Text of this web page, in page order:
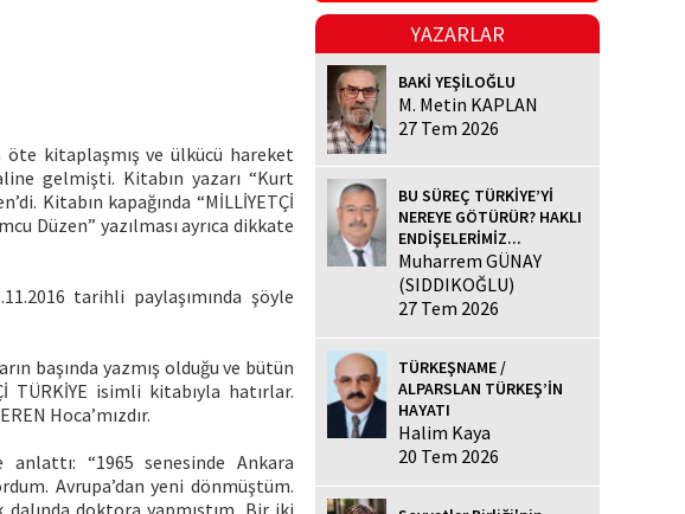
öte kitaplaşmış ve ülkücü hareket
gelmişti. Kitabın yazarı “Kurt
Kitabın kapağında “MİLLİYETÇİ
Düzen” yazılması ayrıca dikkate
tarihli paylaşımında şöyle
başında yazmış olduğu ve bütün
isimli kitabıyla hatırlar.
Hoca’mızdır.
anlattı: “1965 senesinde Ankara
Avrupa’dan yeni dönmüştüm.
YAZARLAR
BAKİ YEŞİLOĞLU
M. Metin KAPLAN
27 Tem 2026
BU SÜREÇ TÜRKİYE’Yİ
NEREYE GÖTÜRÜR? HAKLI
ENDİŞELERİMİZ...
Muharrem GÜNAY
(SIDDIKOĞLU)
27 Tem 2026
TÜRKEŞNAME /
ALPARSLAN TÜRKEŞ’İN
HAYATI
Halim Kaya
20 Tem 2026